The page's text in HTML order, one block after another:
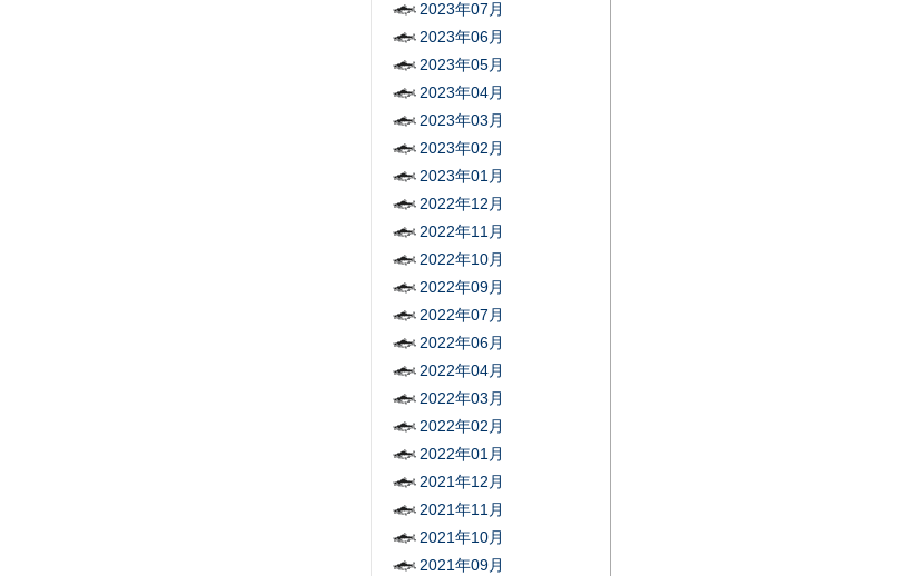
2023年07月
2023年06月
2023年05月
2023年04月
2023年03月
2023年02月
2023年01月
2022年12月
2022年11月
2022年10月
2022年09月
2022年07月
2022年06月
2022年04月
2022年03月
2022年02月
2022年01月
2021年12月
2021年11月
2021年10月
2021年09月